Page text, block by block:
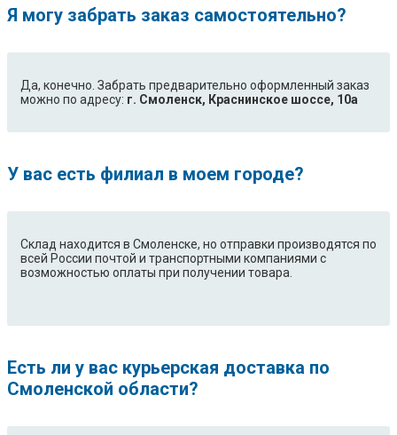
Я могу забрать заказ самостоятельно?
Да, конечно. Забрать предварительно оформленный заказ
можно по адресу: г. Смоленск, Краснинское шоссе, 10а
У вас есть филиал в моем городе?
Склад находится в Смоленске, но отправки производятся по
всей России почтой и транспортными компаниями с
возможностью оплаты при получении товара.
Есть ли у вас курьерская доставка по
Смоленской области?